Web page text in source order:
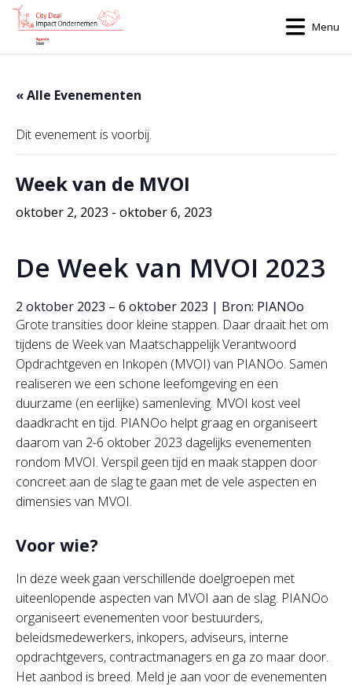
Menu
« Alle Evenementen
Dit evenement is voorbij.
Week van de MVOI
oktober 2, 2023 - oktober 6, 2023
De Week van MVOI 2023
2 oktober 2023 – 6 oktober 2023 | Bron: PIANOo
Grote transities door kleine stappen. Daar draait het om
tijdens de Week van Maatschappelijk Verantwoord
Opdrachtgeven en Inkopen (MVOI) van PIANOo. Samen
realiseren we een schone leefomgeving en een
duurzame (en eerlijke) samenleving. MVOI kost veel
daadkracht en tijd. PIANOo helpt graag en organiseert
daarom van 2-6 oktober 2023 dagelijks evenementen
rondom MVOI. Verspil geen tijd en maak stappen door
concreet aan de slag te gaan met de vele aspecten en
dimensies van MVOI.
Voor wie?
In deze week gaan verschillende doelgroepen met
uiteenlopende aspecten van MVOI aan de slag. PIANOo
organiseert evenementen voor bestuurders,
beleidsmedewerkers, inkopers, adviseurs, interne
opdrachtgevers, contractmanagers en ga zo maar door.
Het aanbod is breed. Meld je aan voor de evenementen